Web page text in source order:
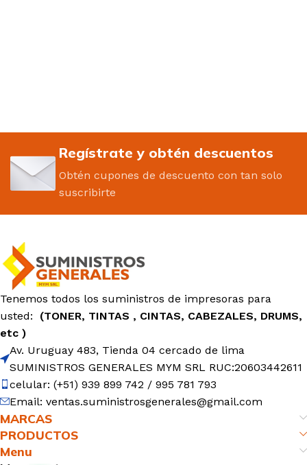
Regístrate y obtén descuentos
Obtén cupones de descuento con tan solo
suscribirte
Tenemos todos los suministros de impresoras para
usted: (TONER, TINTAS , CINTAS, CABEZALES, DRUMS,
etc )
Av. Uruguay 483, Tienda 04 cercado de lima
SUMINISTROS GENERALES MYM SRL RUC:20603442611
celular: (+51) 939 899 742 / 995 781 793
Email: ventas.suministrosgenerales@gmail.com
MARCAS
PRODUCTOS
Menu